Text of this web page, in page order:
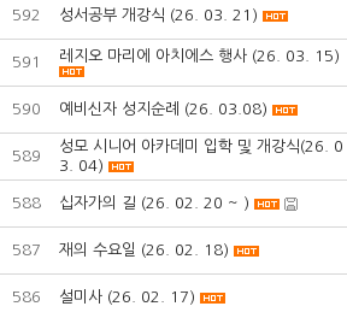
592 성서공부 개강식 (26. 03. 21)
591 레지오 마리에 아치에스 행사 (26. 03. 15)
590 예비신자 성지순례 (26. 03.08)
589
성모 시니어 아카데미 입학 및 개강식(26. 0
3. 04)
588 십자가의 길 (26. 02. 20 ~ )
587 재의 수요일 (26. 02. 18)
586 설미사 (26. 02. 17)